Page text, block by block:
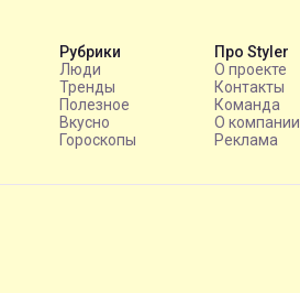
Рубрики
Люди
Тренды
Полезное
Вкусно
Гороскопы
Про Styler
О проекте
Контакты
Команда
О компании
Реклама